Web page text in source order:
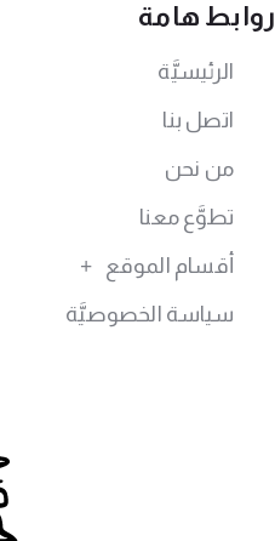
روابط هامة
الرئيسيَّة
اتصل بنا
من نحن
تطوَّع معنا
أقسام الموقع
سياسة الخصوصيَّة